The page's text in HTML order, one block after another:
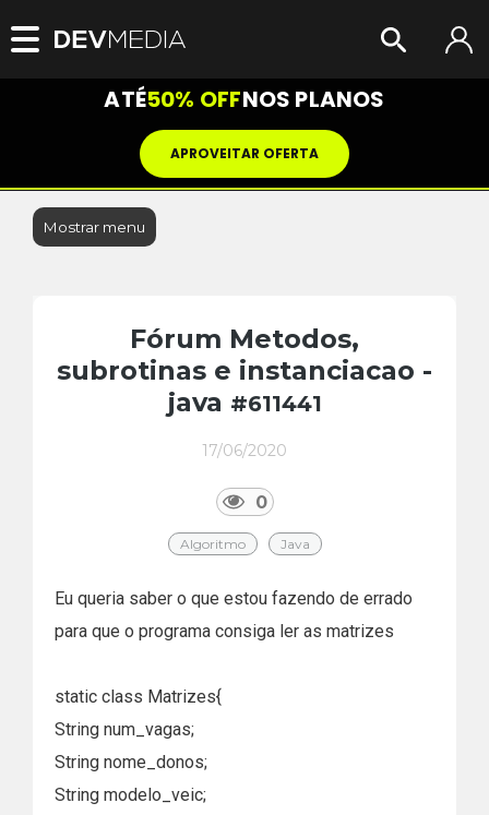
ATÉ50% OFFNOS PLANOS
APROVEITAR OFERTA
Mostrar menu
Fórum Metodos,
subrotinas e instanciacao -
java #611441
17/06/2020
0
Algoritmo Java
Eu queria saber o que estou fazendo de errado
para que o programa consiga ler as matrizes
static class Matrizes{
String num_vagas;
String nome_donos;
String modelo_veic;